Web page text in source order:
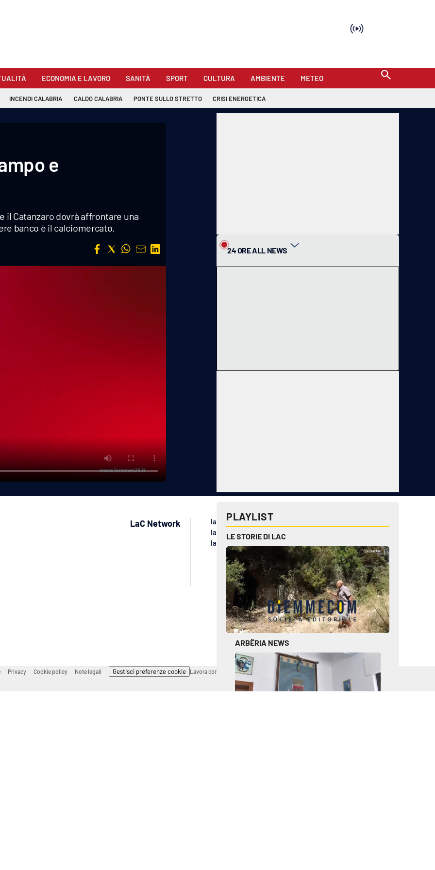
ECONOMIA E LAVORO SANITÀ SPORT CULTURA AMBIENTE METEO
INCENDI CALABRIA CALDO CALABRIA PONTE SULLO STRETTO CRISI ENERGETICA
e
Catanzaro dovrà affrontare una
banco è il calciomercato.
24 ORE ALL NEWS
PLAYLIST
LE STORIE DI LAC
ARBËRIA NEWS
LaC Network
lacplay.it
lactv.it
laconair.it
lacapitalenews.it
cosenzachannel.it
ilvibonese.it
catanzarochannel.it
Privacy Cookie policy Note legali Gestisci preferenze cookie Lavora con noi